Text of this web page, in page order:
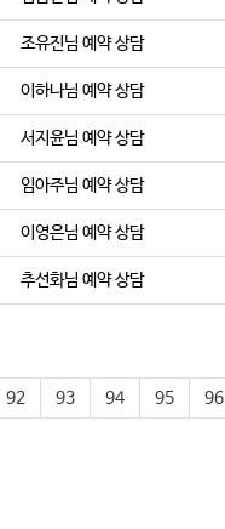
조유진님 예약 상담
이하나님 예약 상담
서지윤님 예약 상담
임아주님 예약 상담
이영은님 예약 상담
추선화님 예약 상담
92 93 94 95 96